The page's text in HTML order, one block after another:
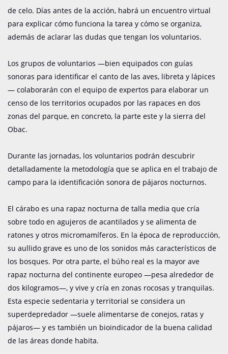
de celo. Días antes de la acción, habrá un encuentro virtual
para explicar cómo funciona la tarea y cómo se organiza,
además de aclarar las dudas que tengan los voluntarios.
Los grupos de voluntarios —bien equipados con guías
sonoras para identificar el canto de las aves, libreta y lápices
— colaborarán con el equipo de expertos para elaborar un
censo de los territorios ocupados por las rapaces en dos
zonas del parque, en concreto, la parte este y la sierra del
Obac.
Durante las jornadas, los voluntarios podrán descubrir
detalladamente la metodología que se aplica en el trabajo de
campo para la identificación sonora de pájaros nocturnos.
El cárabo es una rapaz nocturna de talla media que cría
sobre todo en agujeros de acantilados y se alimenta de
ratones y otros micromamíferos. En la época de reproducción,
su aullido grave es uno de los sonidos más característicos de
los bosques. Por otra parte, el búho real es la mayor ave
rapaz nocturna del continente europeo —pesa alrededor de
dos kilogramos—, y vive y cría en zonas rocosas y tranquilas.
Esta especie sedentaria y territorial se considera un
superdepredador —suele alimentarse de conejos, ratas y
pájaros— y es también un bioindicador de la buena calidad
de las áreas donde habita.